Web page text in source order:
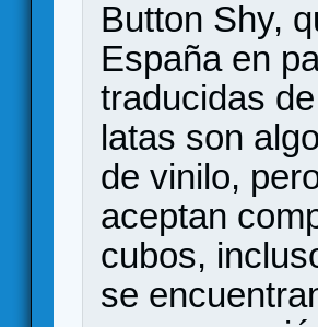
Button Shy,
España en
traducidas
latas son
de vinilo,
aceptan
cubos,
se